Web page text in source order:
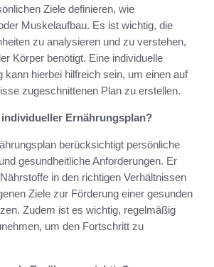
Ziele definieren, wie
Muskelaufbau. Es ist wichtig, die
zu analysieren und zu verstehen,
Körper benötigt. Eine individuelle
kann hierbei hilfreich sein, um einen auf
zugeschnittenen Plan zu erstellen.
Ernährungsplan?
berücksichtigt persönliche
gesundheitliche Anforderungen. Er
in den richtigen Verhältnissen
Ziele zur Förderung einer gesunden
Zudem ist es wichtig, regelmäßig
um den Fortschritt zu